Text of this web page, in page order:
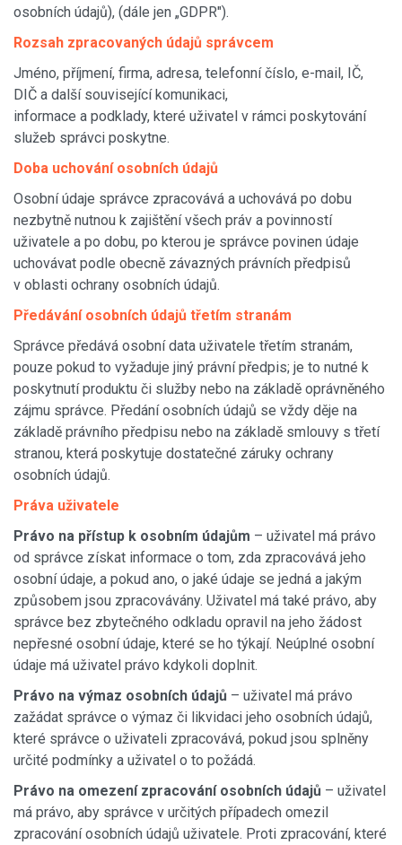
osobních údajů), (dále jen „GDPR").
Rozsah zpracovaných údajů správcem
Jméno, příjmení, firma, adresa, telefonní číslo, e-mail, IČ,
DIČ a další související komunikaci,
informace a podklady, které uživatel v rámci poskytování
služeb správci poskytne.
Doba uchování osobních údajů
Osobní údaje správce zpracovává a uchovává po dobu
nezbytně nutnou k zajištění všech práv a povinností
uživatele a po dobu, po kterou je správce povinen údaje
uchovávat podle obecně závazných právních předpisů
v oblasti ochrany osobních údajů.
Předávání osobních údajů třetím stranám
Správce předává osobní data uživatele třetím stranám,
pouze pokud to vyžaduje jiný právní předpis; je to nutné k
poskytnutí produktu či služby nebo na základě oprávněného
zájmu správce. Předání osobních údajů se vždy děje na
základě právního předpisu nebo na základě smlouvy s třetí
stranou, která poskytuje dostatečné záruky ochrany
osobních údajů.
Práva uživatele
Právo na přístup k osobním údajům – uživatel má právo
od správce získat informace o tom, zda zpracovává jeho
osobní údaje, a pokud ano, o jaké údaje se jedná a jakým
způsobem jsou zpracovávány. Uživatel má také právo, aby
správce bez zbytečného odkladu opravil na jeho žádost
nepřesné osobní údaje, které se ho týkají. Neúplné osobní
údaje má uživatel právo kdykoli doplnit.
Právo na výmaz osobních údajů – uživatel má právo
zažádat správce o výmaz či likvidaci jeho osobních údajů,
které správce o uživateli zpracovává, pokud jsou splněny
určité podmínky a uživatel o to požádá.
Právo na omezení zpracování osobních údajů – uživatel
má právo, aby správce v určitých případech omezil
zpracování osobních údajů uživatele. Proti zpracování, které